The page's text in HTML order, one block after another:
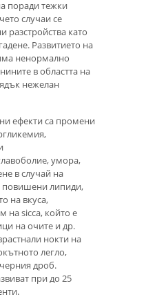
поради тежки
случаи се
разстройства като
Развитието на
ненормално
в областта на
нежелан
ефекти са промени
умора,
в случай на
липиди,
на вкуса,
на sicca, който е
на очите и др.
нокти на
легло,
дроб.
при до 25